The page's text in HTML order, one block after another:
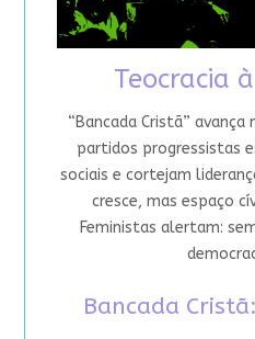
Teocracia
“Bancada Cristã”
partidos progressistas
sociais e cortejam
cresce, mas espaço
Feministas alertam:
Bancada